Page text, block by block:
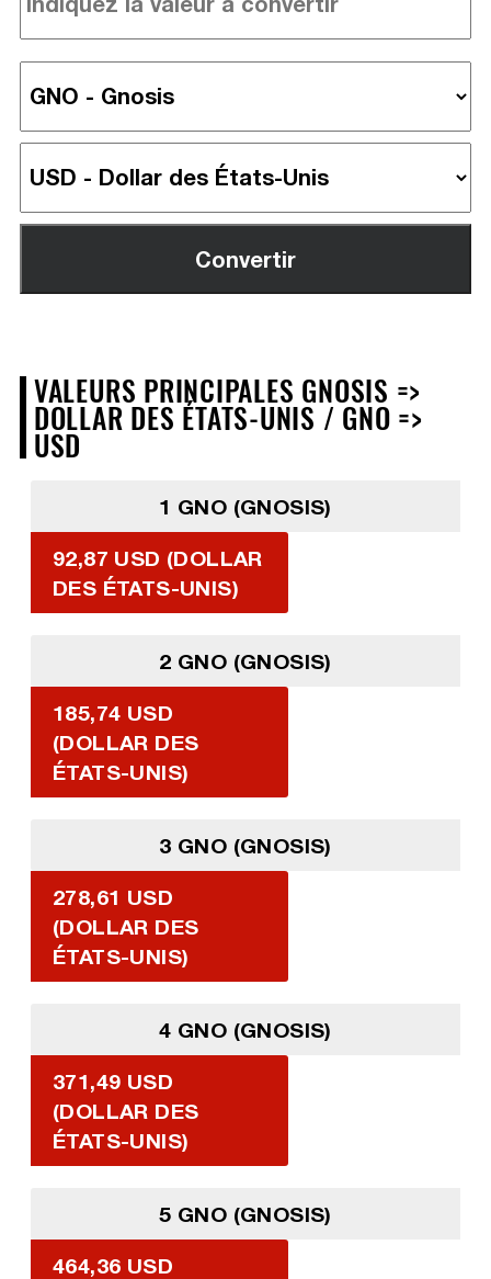
VALEURS PRINCIPALES GNOSIS =>
DOLLAR DES ÉTATS-UNIS / GNO =>
USD
1 GNO (GNOSIS)
92,87 USD (DOLLAR
DES ÉTATS-UNIS)
2 GNO (GNOSIS)
185,74 USD
(DOLLAR DES
ÉTATS-UNIS)
3 GNO (GNOSIS)
278,61 USD
(DOLLAR DES
ÉTATS-UNIS)
4 GNO (GNOSIS)
371,49 USD
(DOLLAR DES
ÉTATS-UNIS)
5 GNO (GNOSIS)
464,36 USD